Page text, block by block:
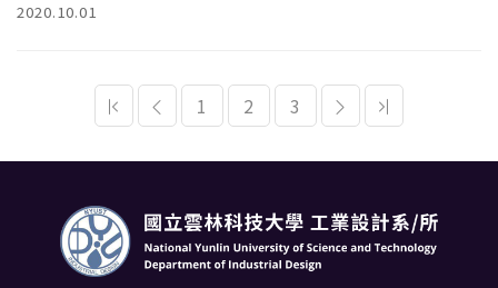
2020.10.01
1 2 3